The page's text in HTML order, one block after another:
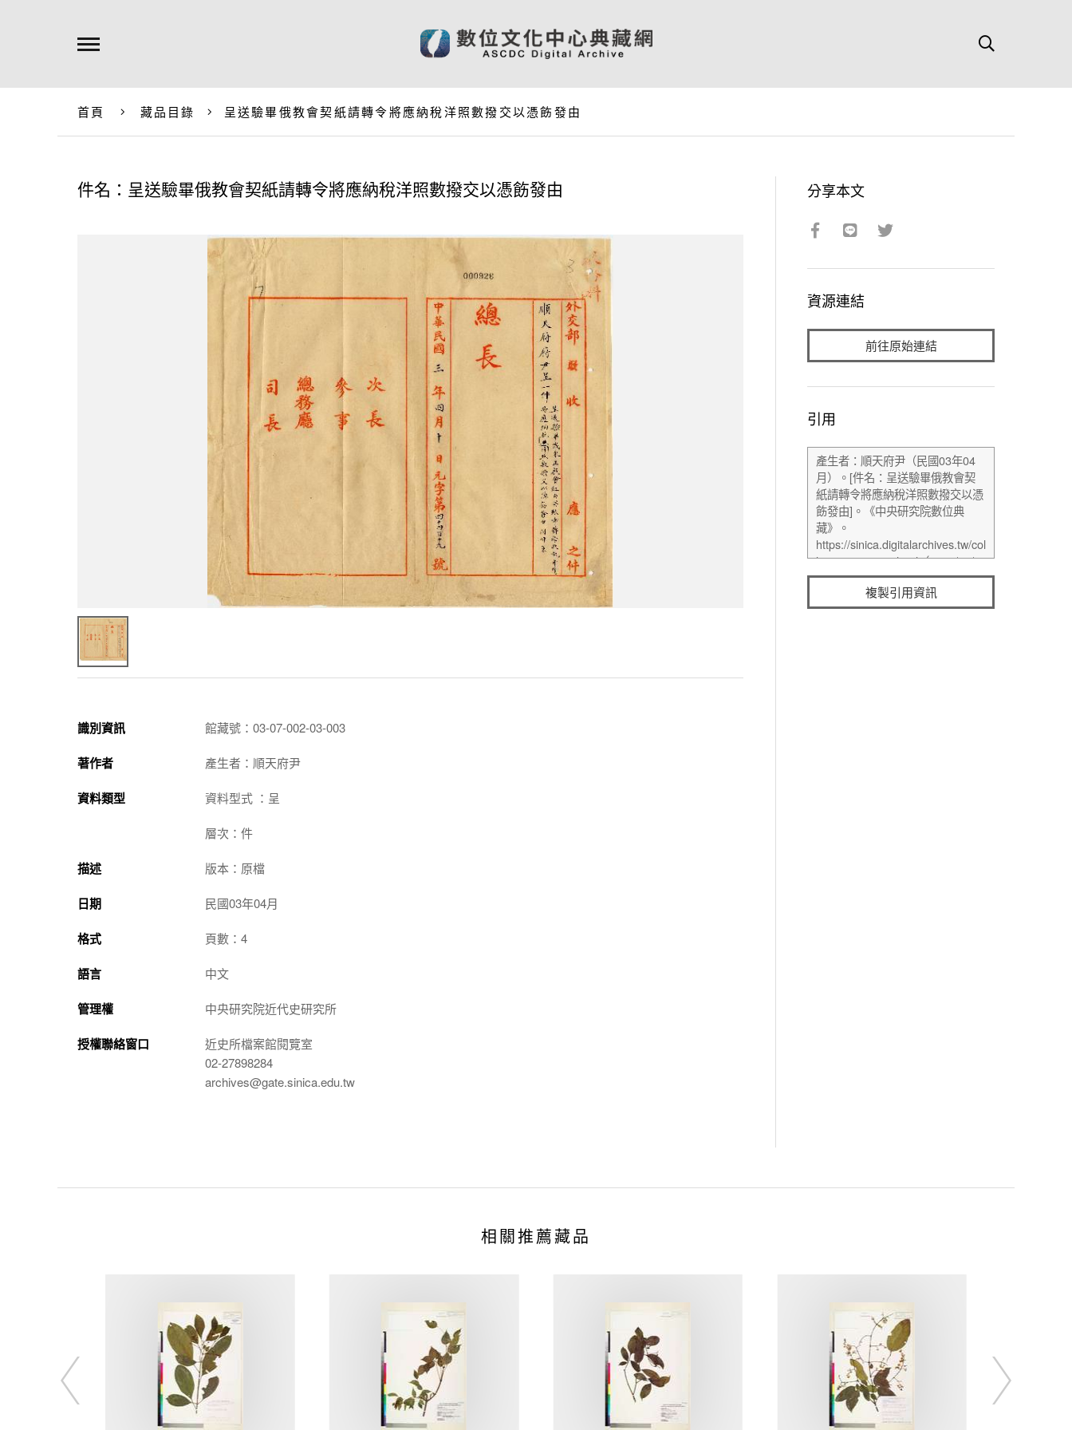
首頁 藏品目錄 呈送驗畢俄教會契紙請轉令將應納稅洋照數撥交以憑飭發由
件名：呈送驗畢俄教會契紙請轉令將應納稅洋照數撥交以憑飭發由
識別資訊 館藏號：03-07-002-03-003
著作者 產生者：順天府尹
資料類型 資料型式 ：呈
層次：件
描述 版本：原檔
日期 民國03年04月
格式 頁數：4
語言 中文
管理權 中央研究院近代史研究所
授權聯絡窗口
近史所檔案館閱覽室
02-27898284
archives@gate.sinica.edu.tw
分享本文
資源連結
前往原始連結
引用
複製引用資訊
相關推薦藏品